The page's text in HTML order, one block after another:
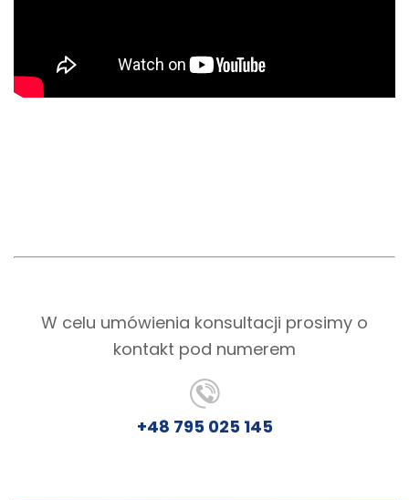
W celu umówienia konsultacji prosimy o
kontakt pod numerem
+48 795 025 145